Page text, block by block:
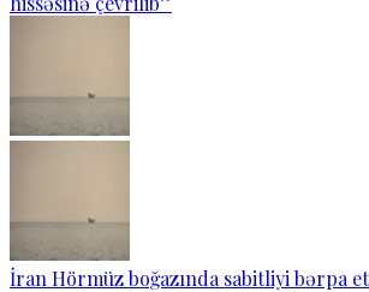
İran Hörmüz boğazında sabitliyi bərpa